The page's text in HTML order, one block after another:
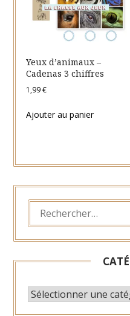
Yeux d’animaux –
Cadenas 3 chiffres
1,99€
Ajouter au panier
RECHERCHER :
CATÉGORIES